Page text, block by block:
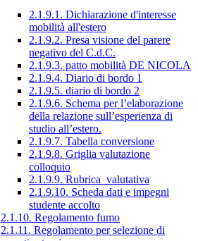
2.1.9.1. Dichiarazione d'interesse
mobilità all'estero
2.1.9.2. Presa visione del parere
negativo del C.d.C.
2.1.9.3. patto mobilità DE NICOLA
2.1.9.4. Diario di bordo 1
2.1.9.5. diario di bordo 2
2.1.9.6. Schema per l’elaborazione
della relazione sull’esperienza di
studio all’estero.
2.1.9.7. Tabella conversione
2.1.9.8. Griglia valutazione
colloquio
2.1.9.9. Rubrica_valutativa
2.1.9.10. Scheda dati e impegni
studente accolto
2.1.10. Regolamento fumo
2.1.11. Regolamento per selezione di